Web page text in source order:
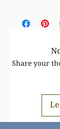
ได้ที่FAQ
an estimate
depending
tolerances
achieve.
The
sales
of goods are
rates on the
Share your